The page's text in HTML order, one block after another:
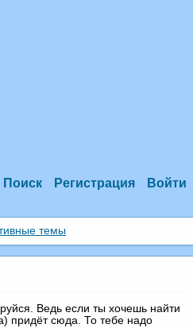
Поиск Регистрация Войти
темы
Ведь если ты хочешь найти
придёт сюда. То тебе надо